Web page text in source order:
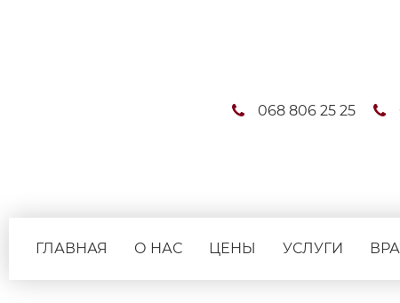
068 806 25 25
ГЛАВНАЯ О НАС ЦЕНЫ УСЛУГИ